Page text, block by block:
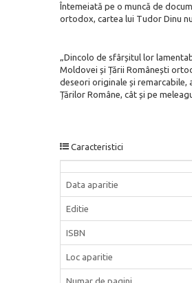
Întemeiată pe o muncă de
ortodox, cartea lui Tudor Dinu
„Dincolo de sfârșitul lor
Moldovei și Țării Românești
deseori originale și remarcabile,
Țărilor Române, cât și pe
Caracteristici
Data aparitie
Editie
ISBN
Loc aparitie
Numar de pagini